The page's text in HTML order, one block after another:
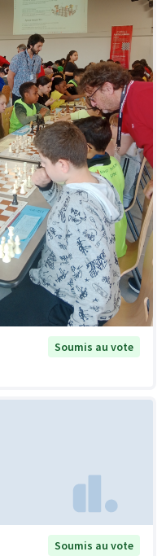
Soumis au vote
Soumis au vote